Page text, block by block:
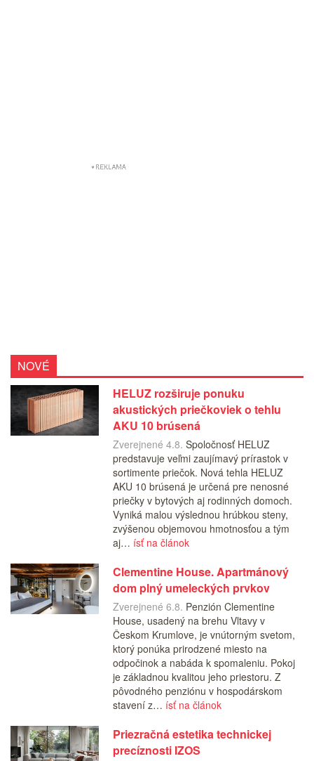
NOVÉ
HELUZ rozširuje ponuku
akustických priečkoviek o tehlu
AKU 10 brúsená
Zverejnené 4.8. Spoločnosť HELUZ
predstavuje veľmi zaujímavý prírastok v
sortimente priečok. Nová tehla HELUZ
AKU 10 brúsená je určená pre nenosné
priečky v bytových aj rodinných domoch.
Vyniká malou výslednou hrúbkou steny,
zvýšenou objemovou hmotnosťou a tým
aj… ísť na článok
Clementine House. Apartmánový
dom plný umeleckých prvkov
Zverejnené 6.8. Penzión Clementine
House, usadený na brehu Vltavy v
Českom Krumlove, je vnútorným svetom,
ktorý ponúka prirodzené miesto na
odpočinok a nabáda k spomaleniu. Pokoj
je základnou kvalitou jeho priestoru. Z
pôvodného penziónu v hospodárskom
stavení z… ísť na článok
Priezračná estetika technickej
precíznosti IZOS